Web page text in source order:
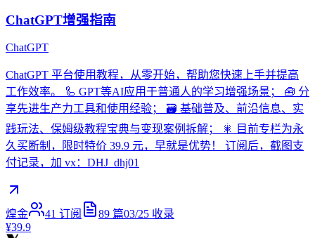
ChatGPT增强指南
ChatGPT
ChatGPT 平台使用教程，从零开始，帮助您快速上手并提高
工作效率。 🦾 GPT等AI应用于普通人的学习增强场景； 🧰 分
享先进生产力工具和使用经验； 🗃️ 基础普及、前沿信息、实
践玩法、保姆级教程宝典与变现案例拆解； 🎇 目前专栏为永
久买断制，限时特价 39.9 元，早就是优势！ 订阅后，截图支
付记录，加 vx：DHJ_dhj01
煌金 41 订阅 89 篇03/25 收录
¥39.9